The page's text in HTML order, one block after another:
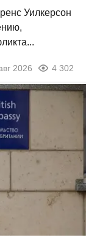
Уилкерсон
2026 4 302